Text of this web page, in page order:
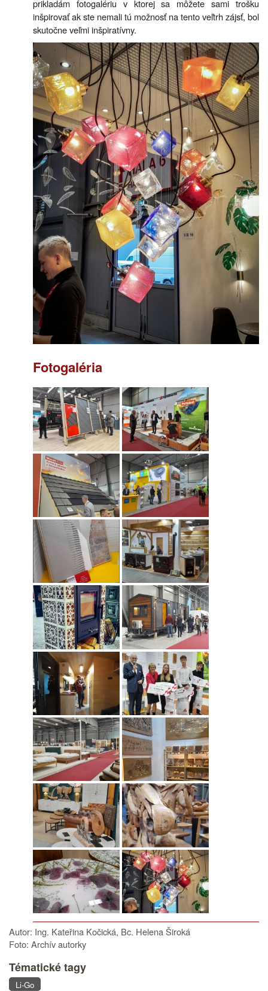
prikladám fotogalériu v ktorej sa môžete sami trošku
inšpirovať ak ste nemali tú možnosť na tento veľtrh zájsť, bol
skutočne veľmi inšpiratívny.
Fotogaléria
Autor: Ing. Kateřina Kočická, Bc. Helena Široká
Foto: Archív autorky
Tématické tagy
Li-Go